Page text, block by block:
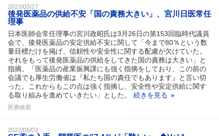
2023/03/27
後発医薬品の供給不安「国の責務大きい」、宮川日医常任
理事
日本医師会常任理事の宮川政昭氏は3月26日の第153回臨時代議員
会で、後発医薬品の安定供給不安に関して「今まで80％という数
量目標だけを掲げ、信頼性や安全性に関する配慮が欠けていた。
それをもって後発医薬品の供給をしてきた国の責務は大きい」と
指摘。「医薬品の産業振興課にも強く指摘をしており、この前の
会議でも厚生労働省は『私たち国の責任でもあります』と言い切
った。これからもこの点は強く指摘し、安全性や安定供給に関す
る取り組みを進めていきたい」とした。
続きを見る
医療維新
2022/06/03